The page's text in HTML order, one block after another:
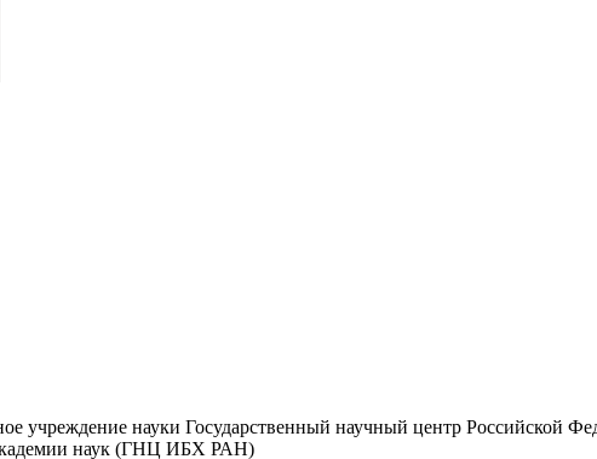
учреждение науки Государственный научный центр Российской
наук (ГНЦ ИБХ РАН)